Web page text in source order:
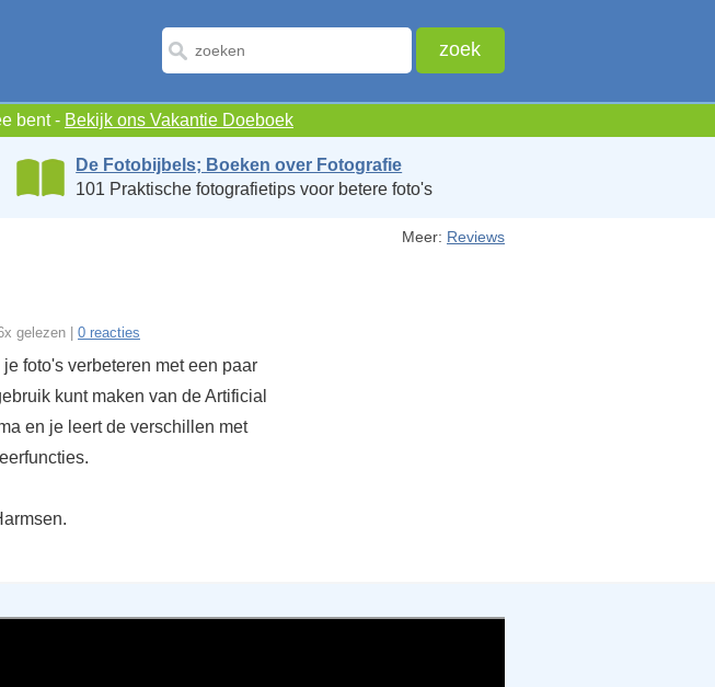
bent - Bekijk ons Vakantie Doeboek
De Fotobijbels; Boeken over Fotografie
101 Praktische fotografietips voor betere foto's
Meer: Reviews
gelezen | 0 reacties
foto's verbeteren met een paar
kunt maken van de Artificial
en je leert de verschillen met